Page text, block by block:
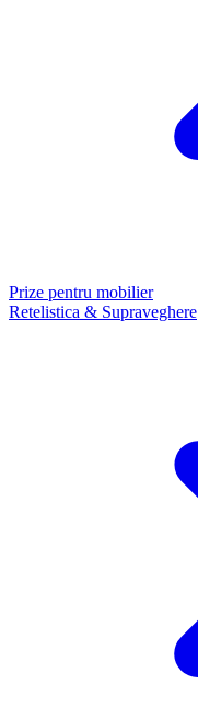
Prize pentru mobilier
Retelistica & Supraveghere